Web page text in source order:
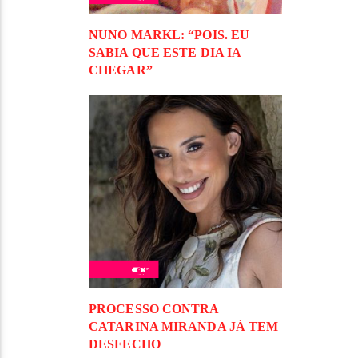
NUNO MARKL: “POIS. EU
SABIA QUE ESTE DIA IA
CHEGAR”
PROCESSO CONTRA
CATARINA MIRANDA JÁ TEM
DESFECHO